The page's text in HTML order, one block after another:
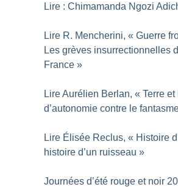
Lire : Chimamanda Ngozi
Lire R. Mencherini, « Guerre
Les grèves insurrectionnelles
France »
Lire Aurélien Berlan, « Terre
d’autonomie contre le
Lire Élisée Reclus, « Histoire
histoire d’un ruisseau »
Journées d’été rouge et noir